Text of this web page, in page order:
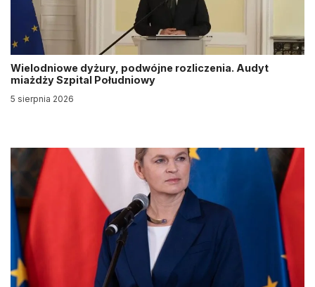
Wielodniowe dyżury, podwójne rozliczenia. Audyt
miażdży Szpital Południowy
5 sierpnia 2026